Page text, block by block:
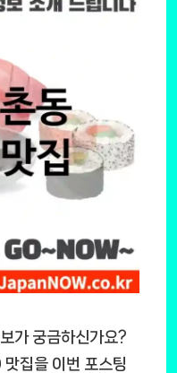
가 궁금하신가요?
집을 이번 포스팅